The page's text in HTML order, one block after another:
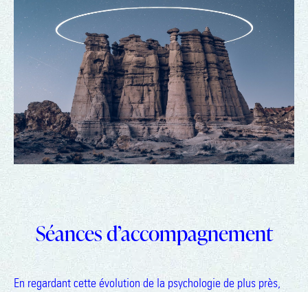
Séances d’accompagnement
En regardant cette évolution de la psychologie de plus près,